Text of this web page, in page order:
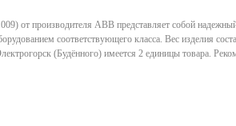
от производителя ABB представляет собой
соответствующего класса. Вес изделия
(Будённого) имеется 2 единицы товара.